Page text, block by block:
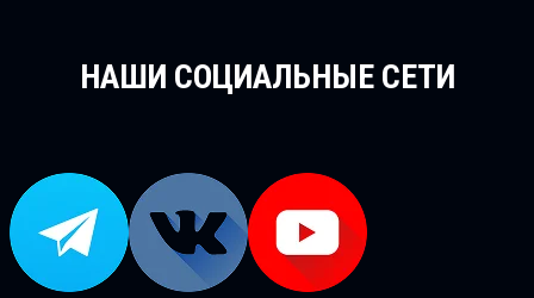
НАШИ СОЦИАЛЬНЫЕ СЕТИ